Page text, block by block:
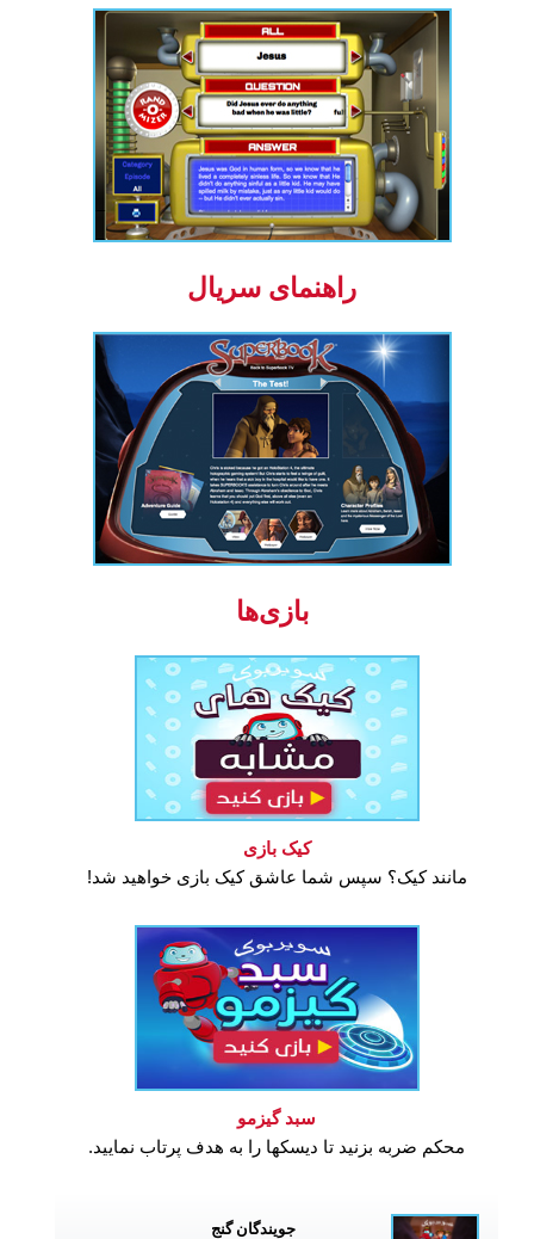
راهنمای سریال
بازی‌ها
کیک بازی
مانند کیک؟ سپس شما عاشق کیک بازی خواهید شد!
سبد گیزمو
محکم ضربه بزنید تا دیسکها را به هدف پرتاب نمایید.
جویندگان گنج